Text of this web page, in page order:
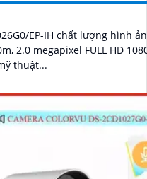
EP-IH chất lượng hình
megapixel FULL HD 1080P.
thuật...